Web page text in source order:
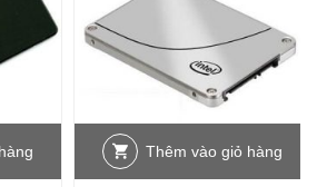
Thêm vào giỏ hàng